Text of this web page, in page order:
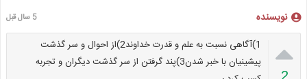
نویسنده 5 سال قبل

2
1)آگاهی نسبت به علم و قدرت خداوند2)از احوال و سر گذشت
پیشینیان با خبر شدن3)پند گرفتن از سر گذشت دیگران و تجربه